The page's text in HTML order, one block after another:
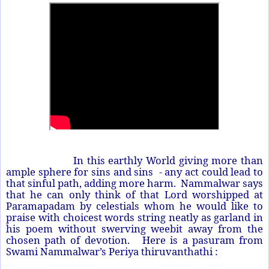
In this earthly World giving more than
ample sphere for sins and sins - any act could lead to
that sinful path, adding more harm. Nammalwar says
that he can only think of that Lord worshipped at
Paramapadam by celestials whom he would like to
praise with choicest words string neatly as garland in
his poem without swerving weebit away from the
chosen path of devotion. Here is a pasuram from
Swami Nammalwar’s Periya thiruvanthathi :